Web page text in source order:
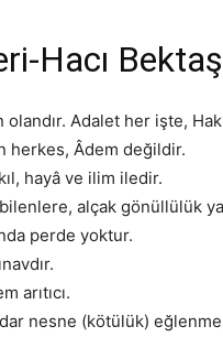
Hacı
olandır. Adalet her işte,
herkes, Âdem değildir.
hayâ ve ilim iledir.
alçak gönüllülük
perde yoktur.
arıtıcı.
nesne (kötülük)